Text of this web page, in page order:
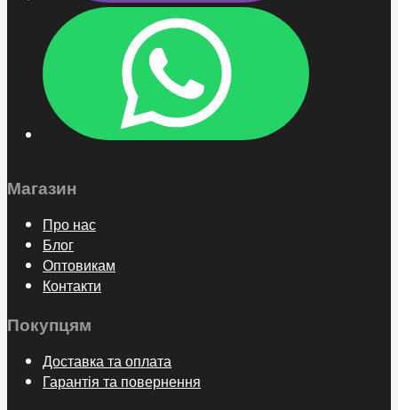
Магазин
Про нас
Блог
Оптовикам
Контакти
Покупцям
Доставка та оплата
Гарантія та повернення